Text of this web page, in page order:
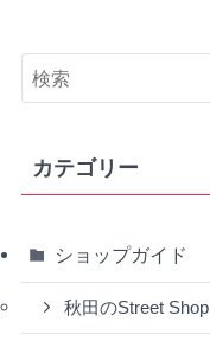
カテゴリー
ショップガイド
秋田のStreet Shop